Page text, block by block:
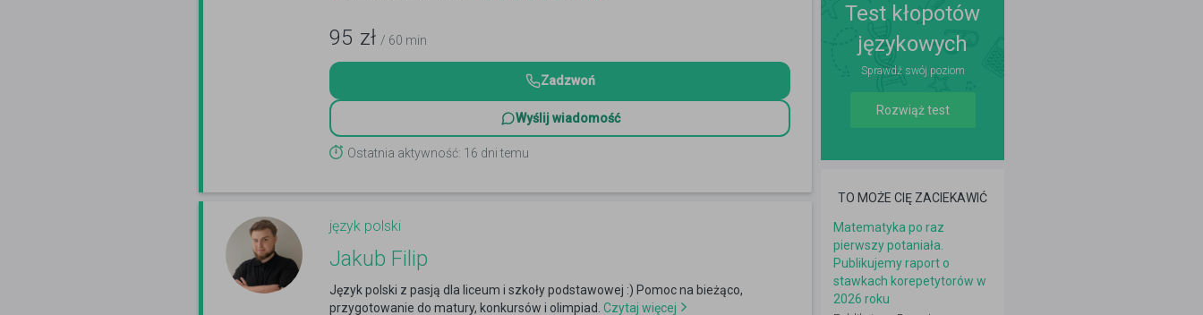
95 zł / 60 min
Zadzwoń
Wyślij wiadomość
Ostatnia aktywność: 16 dni temu
język polski
Jakub Filip
Język polski z pasją dla liceum i szkoły podstawowej :) Pomoc na bieżąco,
przygotowanie do matury, konkursów i olimpiad. Czytaj więcej
Test kłopotów
językowych
Sprawdź swój poziom
Rozwiąż test
TO MOŻE CIĘ ZACIEKAWIĆ
Matematyka po raz
pierwszy potaniała.
Publikujemy raport o
stawkach korepetytorów w
2026 roku